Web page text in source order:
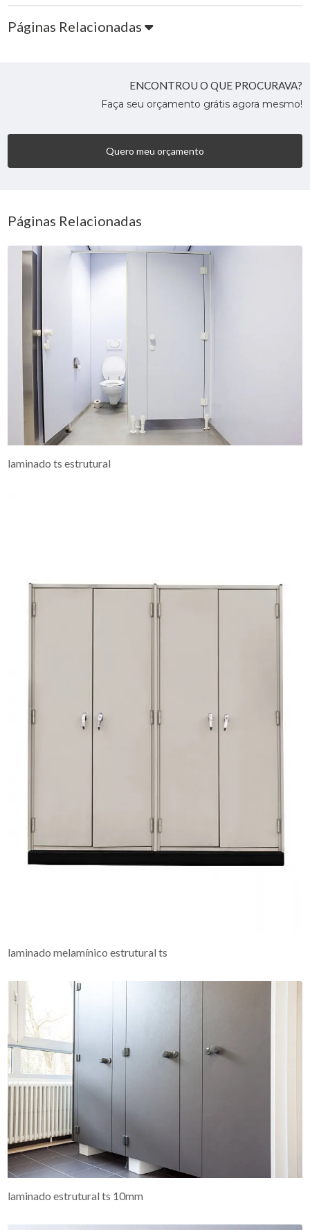
Páginas Relacionadas
ENCONTROU O QUE PROCURAVA?
Faça seu orçamento grátis agora mesmo!
Quero meu orçamento
Páginas Relacionadas
laminado ts estrutural
laminado melamínico estrutural ts
laminado estrutural ts 10mm